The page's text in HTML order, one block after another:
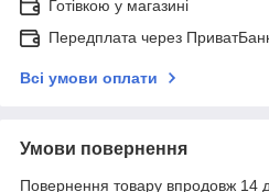
Готівкою у магазині
Передплата через
Всі умови оплати
Умови повернення
Повернення товару впродовж 14